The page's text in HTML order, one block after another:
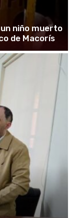
niño muerto
de Macorís